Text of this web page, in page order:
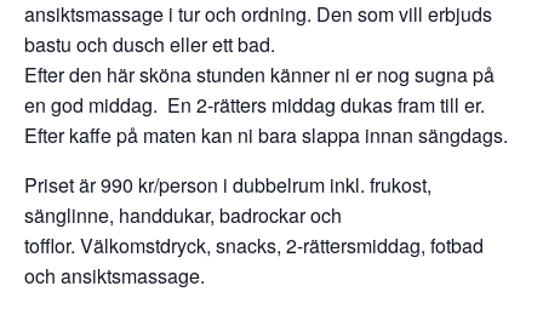
ansiktsmassage i tur och ordning. Den som vill erbjuds
bastu och dusch eller ett bad.
Efter den här sköna stunden känner ni er nog sugna på
en god middag. En 2-rätters middag dukas fram till er.
Efter kaffe på maten kan ni bara slappa innan sängdags.
Priset är 990 kr/person i dubbelrum inkl. frukost,
sänglinne, handdukar, badrockar och
tofflor. Välkomstdryck, snacks, 2-rättersmiddag, fotbad
och ansiktsmassage.